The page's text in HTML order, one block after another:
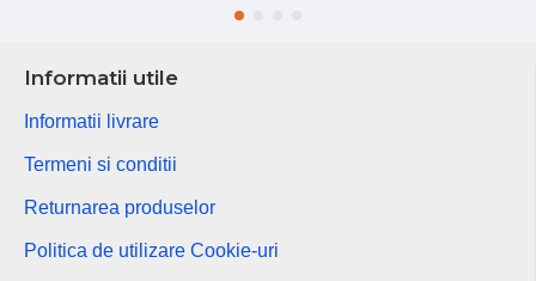
Informatii utile
Informatii livrare
Termeni si conditii
Returnarea produselor
Politica de utilizare Cookie-uri